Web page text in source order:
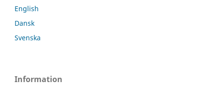
English
Dansk
Svenska
Information